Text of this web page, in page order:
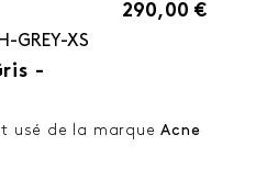
GREY-XS
-
290,00 €
usé de la marqueAcne